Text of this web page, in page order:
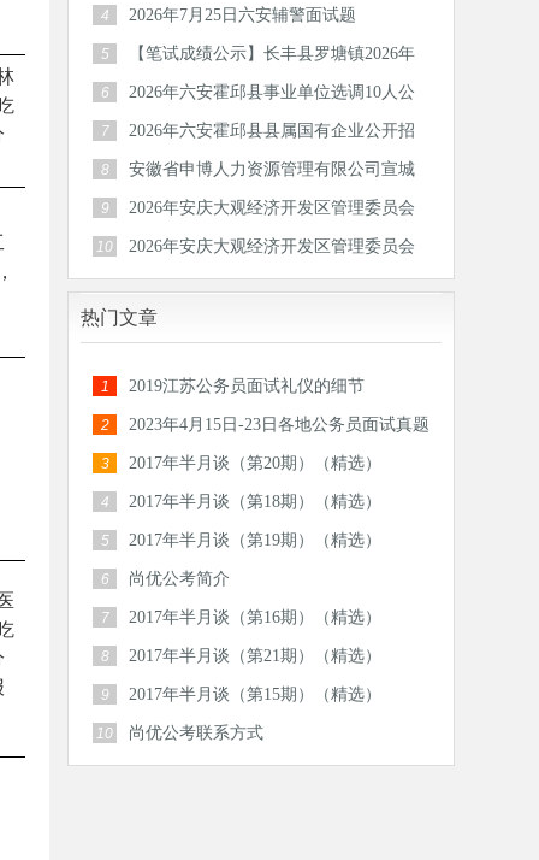
区）后备
4 2026年7月25日六安辅警面试题
5
【笔试成绩公示】长丰县罗塘镇2026年
公开招
6
2026年六安霍邱县事业单位选调10人公
告
7
2026年六安霍邱县县属国有企业公开招
聘工作
8
安徽省申博人力资源管理有限公司宣城
分公司
9
2026年安庆大观经济开发区管理委员会
公开招
10
2026年安庆大观经济开发区管理委员会
公开招
热门文章
1 2019江苏公务员面试礼仪的细节
2
2023年4月15日-23日各地公务员面试真题
汇总
3 2017年半月谈（第20期）（精选）
4 2017年半月谈（第18期）（精选）
5 2017年半月谈（第19期）（精选）
6 尚优公考简介
7 2017年半月谈（第16期）（精选）
8 2017年半月谈（第21期）（精选）
9 2017年半月谈（第15期）（精选）
10 尚优公考联系方式